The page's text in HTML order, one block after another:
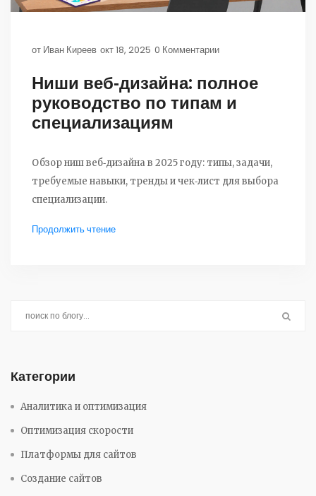
от Иван Киреев окт 18, 2025 0 Комментарии
Ниши веб‑дизайна: полное
руководство по типам и
специализациям
Обзор ниш веб‑дизайна в 2025 году: типы, задачи,
требуемые навыки, тренды и чек‑лист для выбора
специализации.
Продолжить чтение
Категории
Аналитика и оптимизация
Оптимизация скорости
Платформы для сайтов
Создание сайтов